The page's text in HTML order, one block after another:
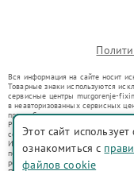
Вся информация на сайте носит
Товарные знаки используются
сервисные центры mur.gorenje-
в неавторизованных сервисных
правообладателями товарных
Ремонт осуществляется для
со статьей 1487 ГК РФ.
Использование товарных знаков
потребителей в заблуждение, а
ремонту техники указанных брендов.
Этот сайт
ознакомиться с
файлов cookie